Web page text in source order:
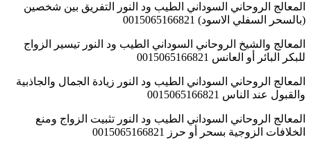
المعالج الروحاني السوداني الطيب ود النور التفريق بين شخصين
(بالسحر السفلي الاسود) 0015065166821
المعالج والشيخ الروحاني السوداني الطيب ود النور تيسير الزواج
للبكر البائر أو العانس 0015065166821
المعالج الروحاني السوداني الطيب ود النور زيادة الجمال والجاذبية
والقبول عند الناس 0015065166821
المعالج الروحاني السوداني الطيب ود النور تثبيت الزواج ومنع
الخلافات الزوجية بسحر أو حرز 0015065166821